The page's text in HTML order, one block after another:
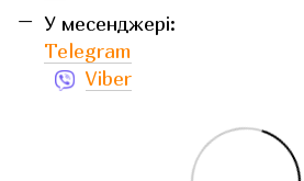
У месенджері:
Telegram
Viber